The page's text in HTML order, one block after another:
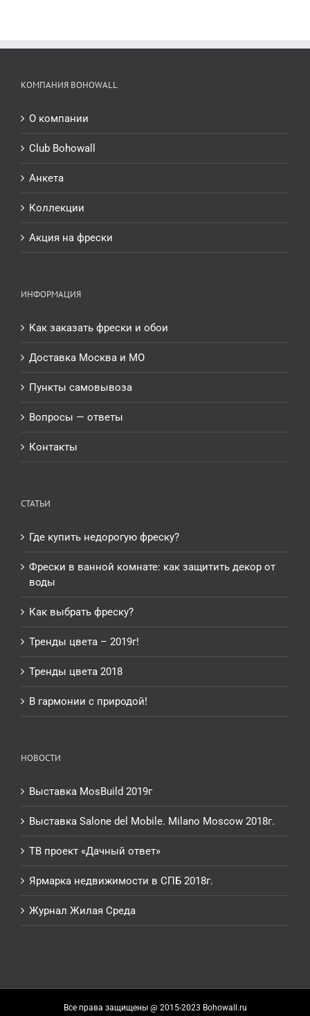
КОМПАНИЯ BOHOWALL
О компании
Club Bohowall
Анкета
Коллекции
Акция на фрески
ИНФОРМАЦИЯ
Как заказать фрески и обои
Доставка Москва и МО
Пункты самовывоза
Вопросы — ответы
Контакты
СТАТЬИ
Где купить недорогую фреску?
Фрески в ванной комнате: как защитить декор от
воды
Как выбрать фреску?
Тренды цвета – 2019г!
Тренды цвета 2018
В гармонии с природой!
НОВОСТИ
Выставка MosBuild 2019г
Выставка Salone del Mobile. Milano Moscow 2018г.
ТВ проект «Дачный ответ»
Ярмарка недвижимости в СПБ 2018г.
Журнал Жилая Среда
Все права защищены @ 2015-2023 Bohowall.ru